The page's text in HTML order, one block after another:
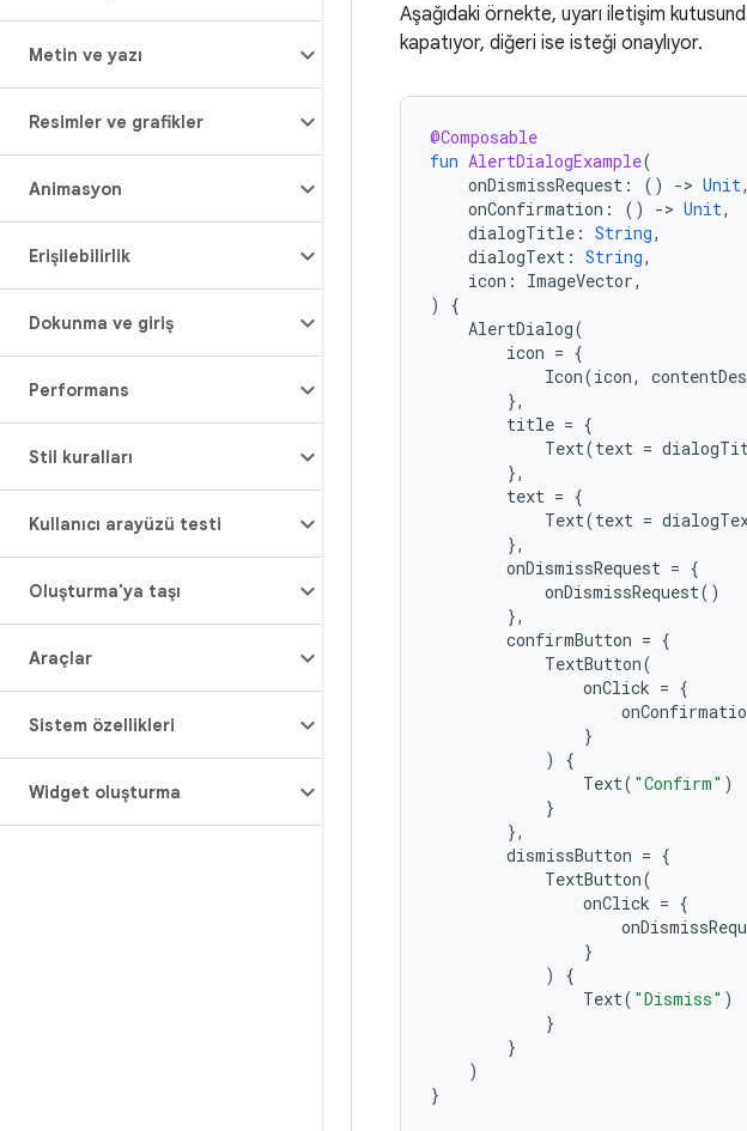
Metin ve yazı
Resimler ve grafikler
Animasyon
Erişilebilirlik
Dokunma ve giriş
Performans
Stil kuralları
Kullanıcı arayüzü testi
Oluşturma'ya taşı
Araçlar
Sistem özellikleri
Widget oluşturma
Aşağıdaki örnekte, uyarı iletişim
kapatıyor, diğeri ise isteği onaylıyor.
@Composable
fun AlertDialogExample(
onDismissRequest : () -> Unit,
onConfirmation : () -> Unit,
dialogTitle : String,
dialogText : String,
icon : ImageVector,
)
{
AlertDialog(
icon = {
Icon(icon,
},
title = {
Text(text =
},
text = {
Text(text =
},
onDismissRequest = {
onDismissRequest()
},
confirmButton = {
TextButton(
onClick = {
}
)
{
Text( "Confirm" )
}
},
dismissButton = {
TextButton(
onClick = {
}
)
{
Text( "Dismiss" )
}
}
)
}